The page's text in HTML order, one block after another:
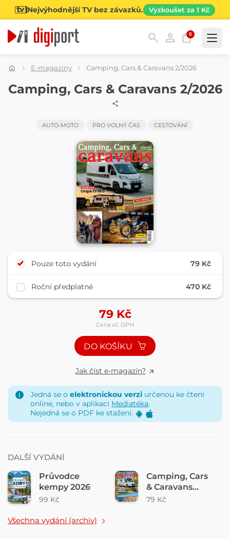
Nejvýhodnější TV bez závazků. Vyzkoušet za 1 Kč
0
Kategorie
E-magazíny Camping, Cars & Caravans 2/2026
ČASOPIS
Camping, Cars & Caravans 2/2026
AUTO-MOTO PRO VOLNÝ ČAS CESTOVÁNÍ
Pouze toto vydání 79 Kč
Roční předplatné 470 Kč
79Kč
Cena vč. DPH
DO KOŠÍKU
Jak číst e-magazín?
Jedná se o elektronickou verzi určenou ke čtení
online, nebo v aplikaci Mediatéka.
Nejedná se o PDF ke stažení.
DALŠÍ VYDÁNÍ
Průvodce
kempy 2026
99 Kč
Camping, Cars
& Caravans
3/2026
79 Kč
Všechna vydání (archiv)